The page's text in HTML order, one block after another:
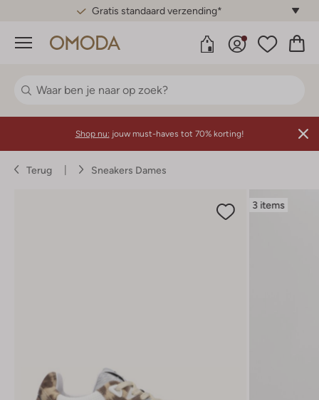
Gratis standaard verzending*
Menu
Shop nu: jouw must-haves tot 70% korting!
Terug Sneakers Dames
3 items